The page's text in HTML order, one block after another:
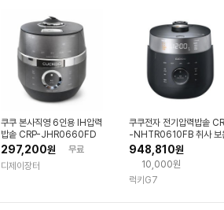
쿠쿠 본사직영 6인용 IH압력
밥솥 CRP-JHR0660FD
297,200원
무료
디제이장터
쿠쿠전자 전기압력밥솥
-NHTR0610FB 취사 보
6인용
948,810원
10,000원
럭키G7